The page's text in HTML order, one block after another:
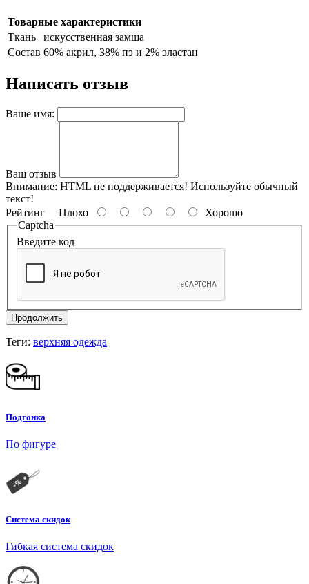
Товарные характеристики
Ткань
искусственная замша
Состав 60% акрил, 38% пэ и 2% эластан
Написать отзыв
Ваше имя:
Ваш отзыв
Внимание: HTML не поддерживается! Используйте обычный
текст!
Рейтинг Плохо
Хорошо
Captcha
Введите код
Продолжить
Теги: верхняя одежда
Подгонка
По фигуре
Система скидок
Гибкая система скидок